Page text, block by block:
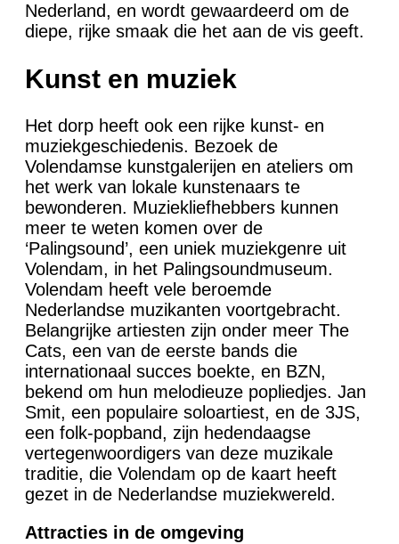
Nederland, en wordt gewaardeerd om de
diepe, rijke smaak die het aan de vis geeft.
Kunst en muziek
Het dorp heeft ook een rijke kunst- en
muziekgeschiedenis. Bezoek de
Volendamse kunstgalerijen en ateliers om
het werk van lokale kunstenaars te
bewonderen. Muziekliefhebbers kunnen
meer te weten komen over de
‘Palingsound’, een uniek muziekgenre uit
Volendam, in het Palingsoundmuseum.
Volendam heeft vele beroemde
Nederlandse muzikanten voortgebracht.
Belangrijke artiesten zijn onder meer The
Cats, een van de eerste bands die
internationaal succes boekte, en BZN,
bekend om hun melodieuze popliedjes. Jan
Smit, een populaire soloartiest, en de 3JS,
een folk-popband, zijn hedendaagse
vertegenwoordigers van deze muzikale
traditie, die Volendam op de kaart heeft
gezet in de Nederlandse muziekwereld.
Attracties in de omgeving